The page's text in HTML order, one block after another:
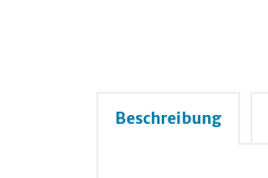
Beschreibung